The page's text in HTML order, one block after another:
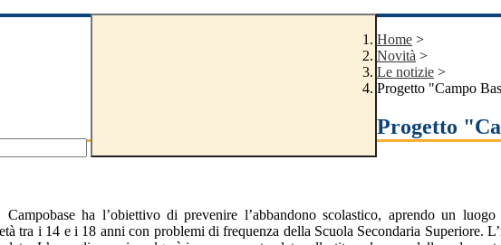
Home >
Novità >
Le notizie >
Progetto "Campo
Progetto
Campobase ha l’obiettivo di prevenire l’abbandono scolastico, aprendo un
tra i 14 e i 18 anni con problemi di frequenza della Scuola Secondaria Superiore.